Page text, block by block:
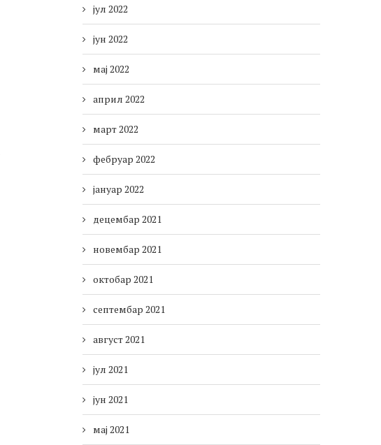
јул 2022
јун 2022
мај 2022
април 2022
март 2022
фебруар 2022
јануар 2022
децембар 2021
новембар 2021
октобар 2021
септембар 2021
август 2021
јул 2021
јун 2021
мај 2021